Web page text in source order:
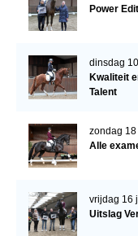
Power
dinsdag
Kwaliteit
Talent
zondag
Alle
vrijdag 16
Uitslag